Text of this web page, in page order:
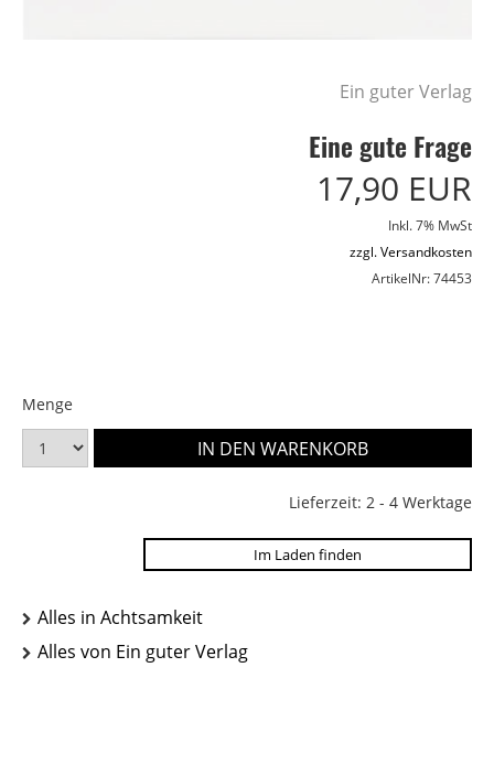
Ein guter Verlag
Eine gute Frage
17,90 EUR
Inkl. 7% MwSt
zzgl. Versandkosten
ArtikelNr: 74453
Menge
Lieferzeit: 2 - 4 Werktage
Im Laden finden
Alles in Achtsamkeit
Alles von Ein guter Verlag